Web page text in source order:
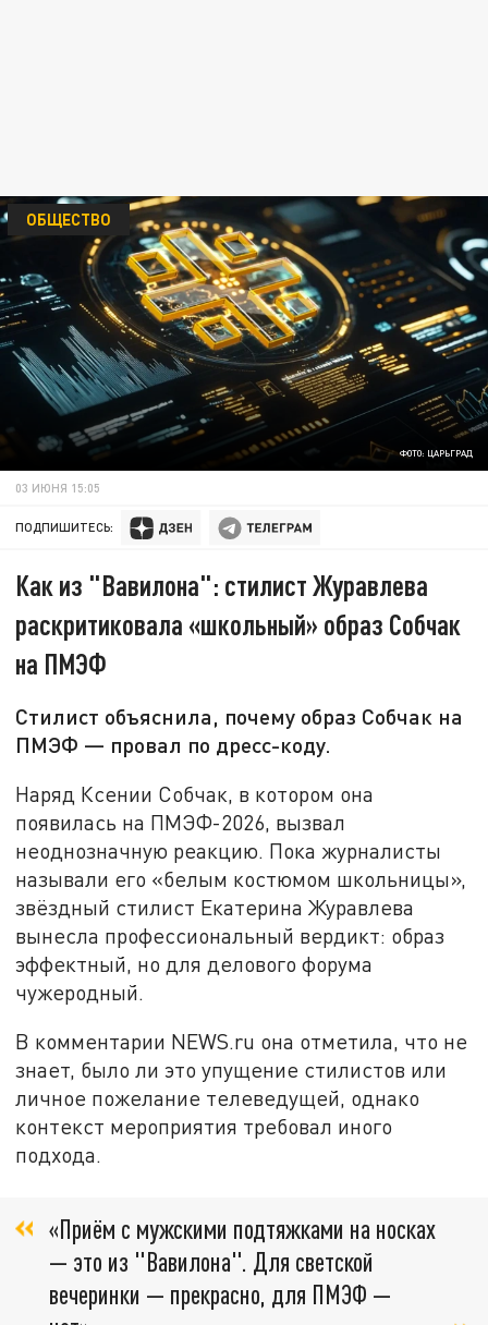
ФОТО: ЦАРЬГРАД
ОБЩЕСТВО
03 ИЮНЯ 15:05
ПОДПИШИТЕСЬ:
Как из "Вавилона": стилист Журавлева
раскритиковала «школьный» образ Собчак
на ПМЭФ
Стилист объяснила, почему образ Собчак на
ПМЭФ — провал по дресс-коду.
Наряд Ксении Собчак, в котором она
появилась на ПМЭФ-2026, вызвал
неоднозначную реакцию. Пока журналисты
называли его «белым костюмом школьницы»,
звёздный стилист Екатерина Журавлева
вынесла профессиональный вердикт: образ
эффектный, но для делового форума
чужеродный.
В комментарии NEWS.ru она отметила, что не
знает, было ли это упущение стилистов или
личное пожелание телеведущей, однако
контекст мероприятия требовал иного
подхода.
«Приём с мужскими подтяжками на носках
— это из "Вавилона". Для светской
вечеринки — прекрасно, для ПМЭФ —